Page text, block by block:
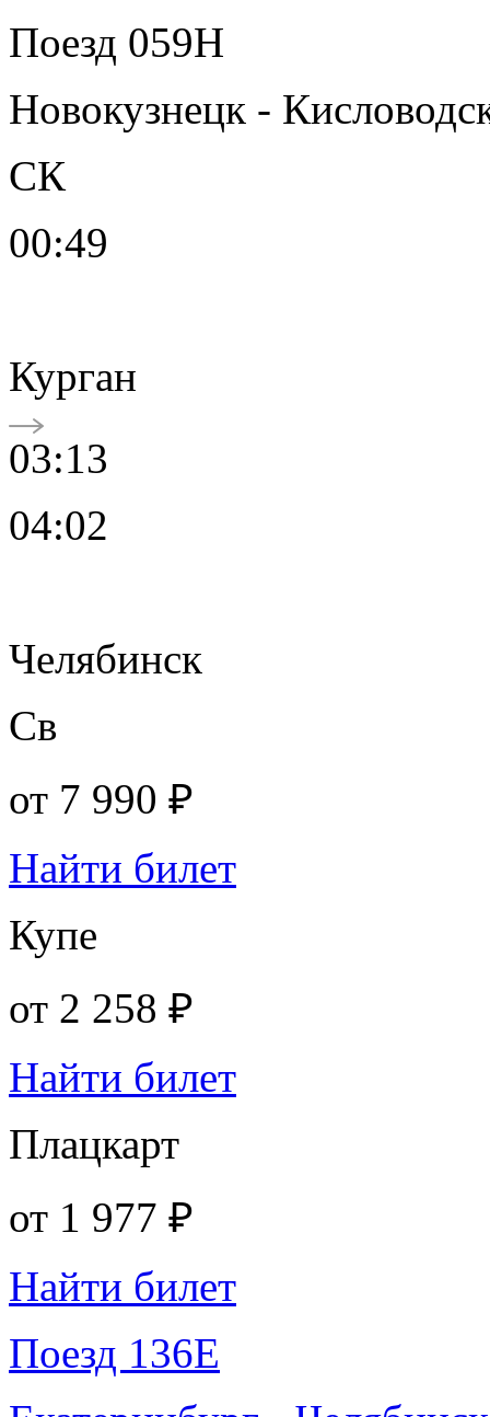
Поезд 059Н
Новокузнецк -
СК
00:49
Курган
03:13
04:02
Челябинск
Св
от 7 990 ₽
Найти билет
Купе
от 2 258 ₽
Найти билет
Плацкарт
от 1 977 ₽
Найти билет
Поезд 136Е